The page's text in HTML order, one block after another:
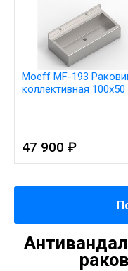
Moeff MF-193
коллективная 100х50
47 900 ₽